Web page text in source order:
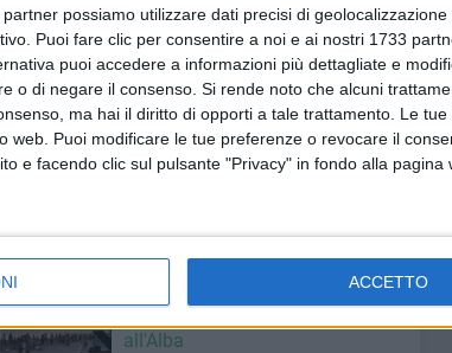
possiamo utilizzare dati precisi di
Puoi fare clic per consentire a noi e ai nostri 1733
puoi accedere a informazioni più dettagliate e
o di negare il consenso. Si rende noto che alcuni
ma hai il diritto di opporti a tale trattamento. Le
web. Puoi modificare le tue preferenze o revocare il
e facendo clic sul pulsante "Privacy" in fondo alla pagina
ACCETTO
una sua trasformazione.
Il nonno Nicola, cuoco per le truppe
a Giovinazzo, al momento della loro
di un camion militare e la riconvertì nella
Un dettaglio che il pasticcere
a questo dolce.
all'Alba